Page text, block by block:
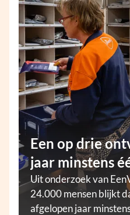
Een op drie
jaar minstens
Uit onderzoek van
24.000 mensen blijkt
afgelopen jaar